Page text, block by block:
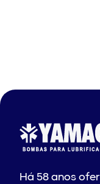
Há 58 anos